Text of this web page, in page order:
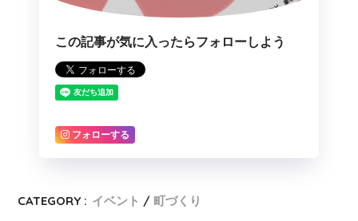
この記事が気に入ったらフォローしよう
フォローする
CATEGORY : イベント 町づくり